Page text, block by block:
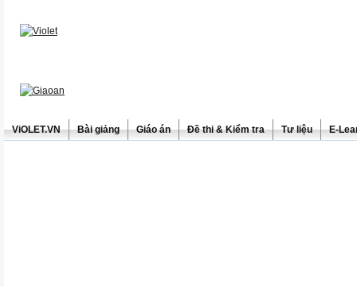
ViOLET.VN Bài giảng Giáo án Đề thi & Kiểm tra Tư liệu E-